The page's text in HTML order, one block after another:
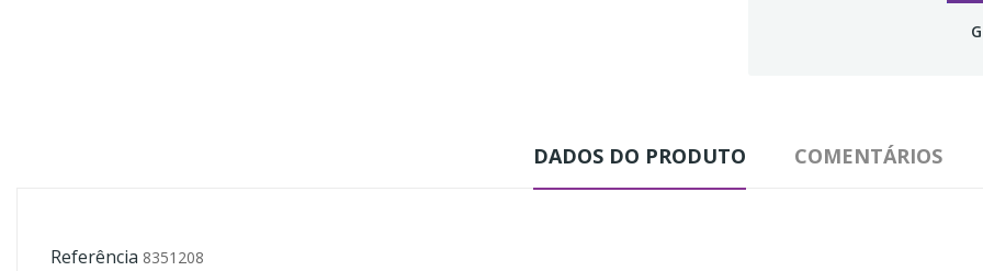
DADOS DO PRODUTO COMENTÁRIOS
Referência 8351208